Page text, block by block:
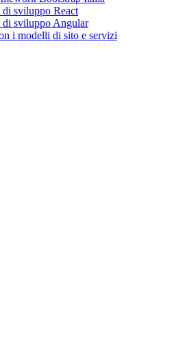
sviluppo React
sviluppo Angular
i modelli di sito e servizi